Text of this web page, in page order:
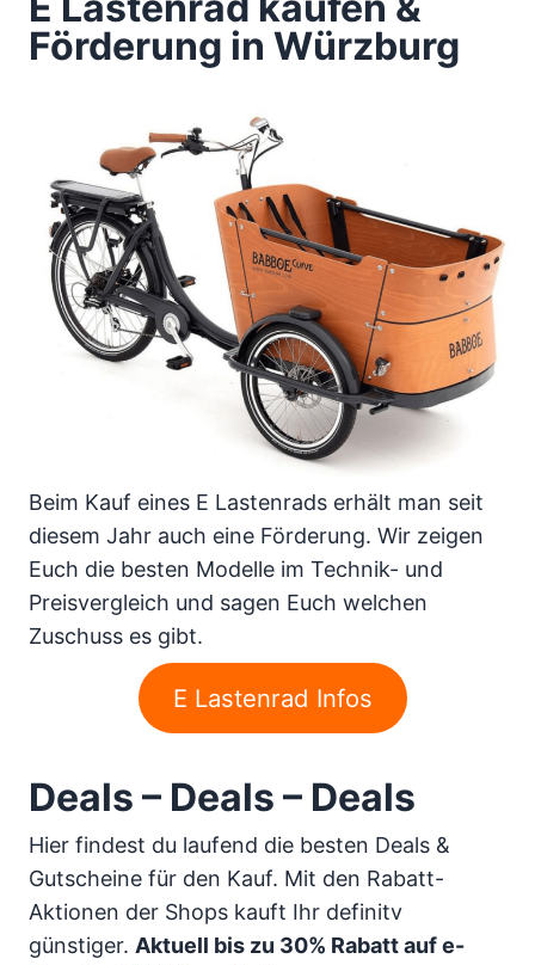
Förderung in Würzburg
Beim Kauf eines E Lastenrads erhält man seit
diesem Jahr auch eine Förderung. Wir zeigen
Euch die besten Modelle im Technik- und
Preisvergleich und sagen Euch welchen
Zuschuss es gibt.
E Lastenrad Infos
Deals – Deals – Deals
Hier findest du laufend die besten Deals &
Gutscheine für den Kauf. Mit den Rabatt-
Aktionen der Shops kauft Ihr definitv
günstiger. Aktuell bis zu 30% Rabatt auf e-